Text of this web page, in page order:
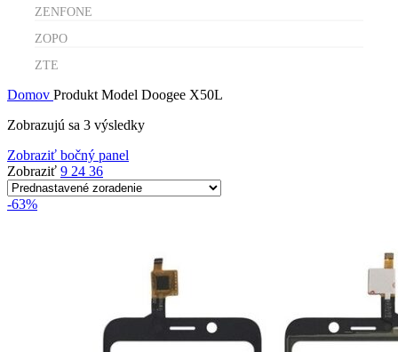
ZENFONE
ZOPO
ZTE
Domov Produkt Model Doogee X50L
Zobrazujú sa 3 výsledky
Zobraziť bočný panel
Zobraziť 9 24 36
-63%